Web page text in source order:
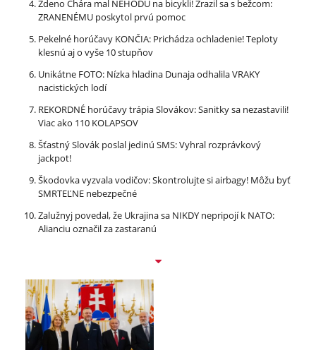
Zdeno Chára mal NEHODU na bicykli! Zrazil sa s bežcom:
ZRANENÉMU poskytol prvú pomoc
Pekelné horúčavy KONČIA: Prichádza ochladenie! Teploty
klesnú aj o vyše 10 stupňov
Unikátne FOTO: Nízka hladina Dunaja odhalila VRAKY
nacistických lodí
REKORDNÉ horúčavy trápia Slovákov: Sanitky sa nezastavili!
Viac ako 110 KOLAPSOV
Šťastný Slovák poslal jedinú SMS: Vyhral rozprávkový
jackpot!
Škodovka vyzvala vodičov: Skontrolujte si airbagy! Môžu byť
SMRTEĽNE nebezpečné
Zalužnyj povedal, že Ukrajina sa NIKDY nepripojí k NATO:
Alianciu označil za zastaranú